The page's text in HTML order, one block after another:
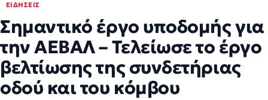
ΕΙΔΉΣΕΙΣ
Σημαντικό έργο υποδομής για
την ΑΕΒΑΛ – Τελείωσε το έργο
βελτίωσης της συνδετήριας
οδού και του κόμβου